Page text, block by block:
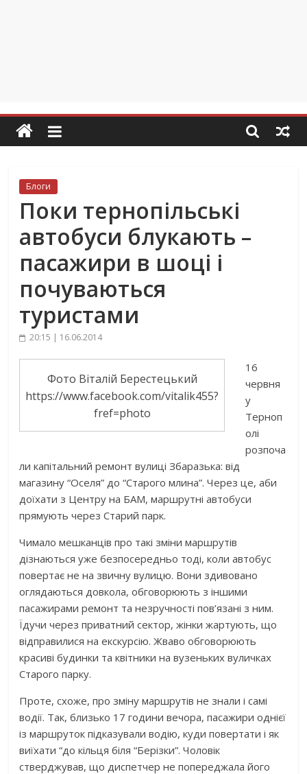
Блоги
Поки тернопільські
автобуси блукають –
пасажири в шоці і
почуваються
туристами
20:15 | 16.06.2014
Фото Віталій Берестецький
https://www.facebook.com/vitalik455?
fref=photo
16
червня
у
Терноп
олі
розпоча
ли капітальний ремонт вулиці Збаразька: від
магазину “Оселя” до “Старого млина”. Через це, аби
доїхати з Центру на БАМ, маршрутні автобуси
прямують через Старий парк.
Чимало мешканців про такі зміни маршрутів
дізнаються уже безпосередньо тоді, коли автобус
повертає не на звичну вулицю. Вони здивовано
оглядаються довкола, обговорюють з іншими
пасажирами ремонт та незручності пов’язані з ним.
Їдучи через приватний сектор, жінки жартують, що
відправилися на екскурсію. Жваво обговорюють
красиві будинки та квітники на вузеньких вуличках
Старого парку.
Проте, схоже, про зміну маршрутів не знали і самі
водії. Так, близько 17 години вечора, пасажири однієї
із маршруток підказували водію, куди повертати і як
виїхати “до кільця біля “Берізки”. Чоловік
стверджував, що диспетчер не попереджала його